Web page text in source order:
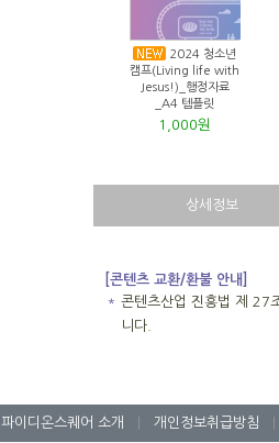
2024 청소년
캠프(Living life with
Jesus!)_행정자료
_A4 템플릿
1,000원
상세정보
[콘텐츠 교환/환불 안내]
＊ 콘텐츠산업 진흥법 제 27
니다.
파이디온스퀘어 소개 개인정보취급방침